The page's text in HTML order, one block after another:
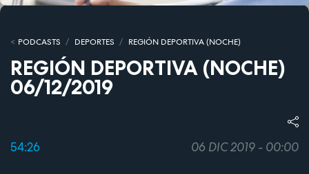
PODCASTS DEPORTES REGIÓN DEPORTIVA (NOCHE)
REGIÓN DEPORTIVA (NOCHE)
06/12/2019
54:26 06 DIC 2019 - 00:00